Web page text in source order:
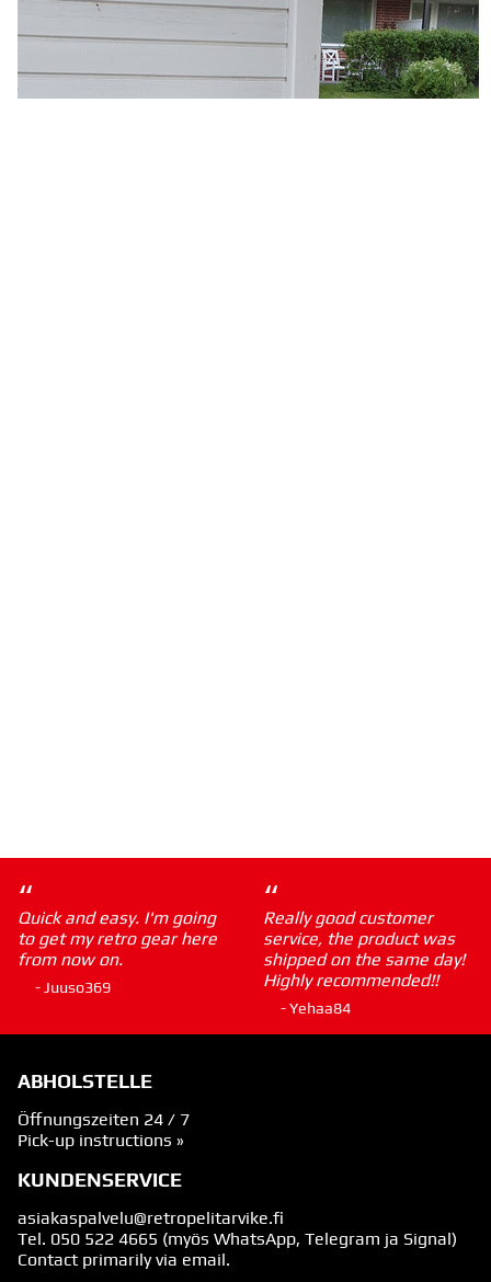
“
Quick and easy. I'm going
to get my retro gear here
from now on.
- Juuso369
“
Really good customer
service, the product was
shipped on the same day!
Highly recommended!!
- Yehaa84
ABHOLSTELLE
Öffnungszeiten 24 / 7
Pick-up instructions »
KUNDENSERVICE
asiakaspalvelu@retropelitarvike.fi
Tel. 050 522 4665 (myös WhatsApp, Telegram ja Signal)
Contact primarily via email.